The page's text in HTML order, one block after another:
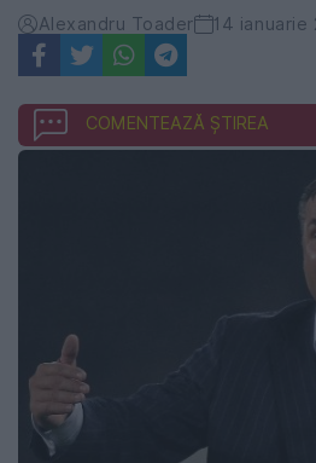
Alexandru Toader 14 ianuarie
COMENTEAZĂ ȘTIREA